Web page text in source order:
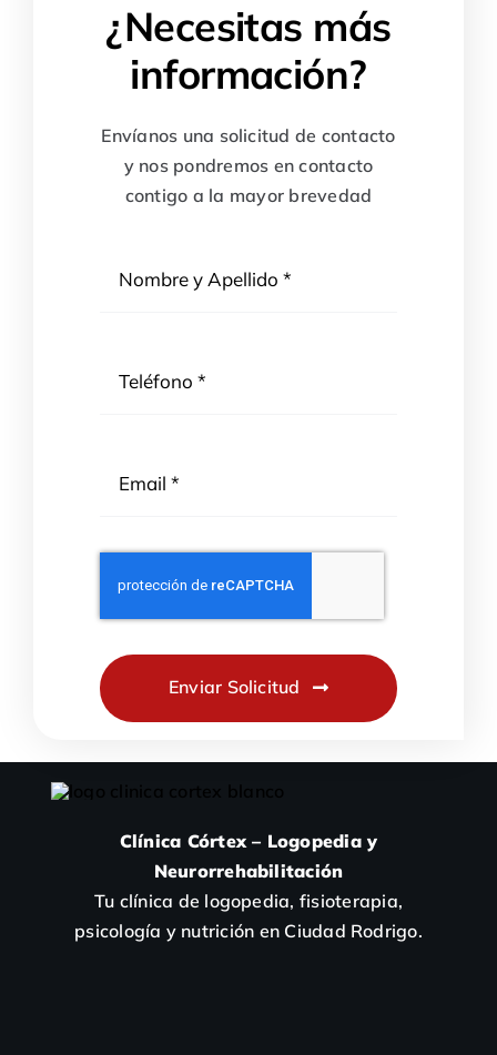
¿Necesitas más
información?
Envíanos una solicitud de contacto
y nos pondremos en contacto
contigo a la mayor brevedad
Enviar Solicitud
Clínica Córtex – Logopedia y
Neurorrehabilitación
Tu clínica de logopedia, fisioterapia,
psicología y nutrición en Ciudad Rodrigo.